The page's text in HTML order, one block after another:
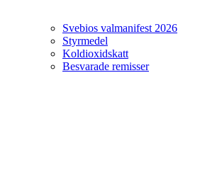
Svebios valmanifest 2026
Styrmedel
Koldioxidskatt
Besvarade remisser